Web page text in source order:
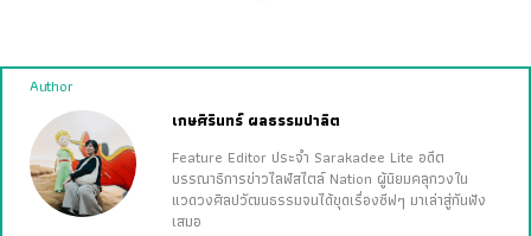
Author
เกษศิรินทร์ ผลธรรมปาลิต
Feature Editor ประจำ Sarakadee Lite อดีต
บรรณาธิการข่าวไลฟ์สไตล์ Nation ผู้นิยมคลุกวงใน
แวดวงศิลปวัฒนธรรมจนได้ขุดเรื่องซีฟๆ มาเล่าสู่กันฟัง
เสมอ